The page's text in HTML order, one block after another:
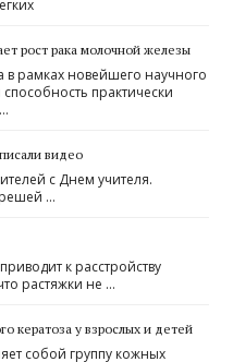
рост рака молочной железы
в рамках новейшего научного
практически
видео
с Днем учителя.
…
к расстройству
растяжки не …
кератоза у взрослых и детей
собой группу кожных